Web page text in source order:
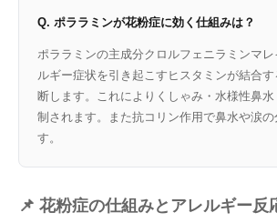
Q. ポララミンが花粉症に効く仕組みは？
ポララミンの主成分クロルフェニラミンマ
ルギー症状を引き起こすヒスタミンが結合
断します。これによりくしゃみ・水様性鼻
制されます。また抗コリン作用で鼻水や涙の
す。
📌 花粉症の仕組みとアレルギー反